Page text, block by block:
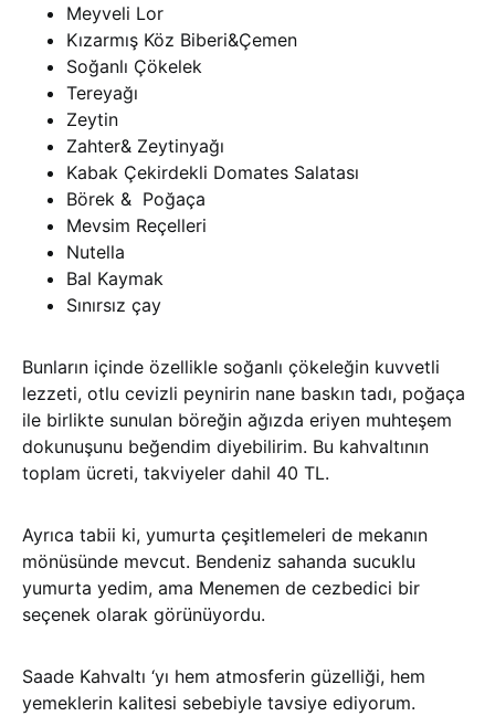
Meyveli Lor
Kızarmış Köz Biberi&Çemen
Soğanlı Çökelek
Tereyağı
Zeytin
Zahter& Zeytinyağı
Kabak Çekirdekli Domates Salatası
Börek & Poğaça
Mevsim Reçelleri
Nutella
Bal Kaymak
Sınırsız çay
Bunların içinde özellikle soğanlı çökeleğin kuvvetli
lezzeti, otlu cevizli peynirin nane baskın tadı, poğaça
ile birlikte sunulan böreğin ağızda eriyen muhteşem
dokunuşunu beğendim diyebilirim. Bu kahvaltının
toplam ücreti, takviyeler dahil 40 TL.
Ayrıca tabii ki, yumurta çeşitlemeleri de mekanın
mönüsünde mevcut. Bendeniz sahanda sucuklu
yumurta yedim, ama Menemen de cezbedici bir
seçenek olarak görünüyordu.
Saade Kahvaltı ‘yı hem atmosferin güzelliği, hem
yemeklerin kalitesi sebebiyle tavsiye ediyorum.